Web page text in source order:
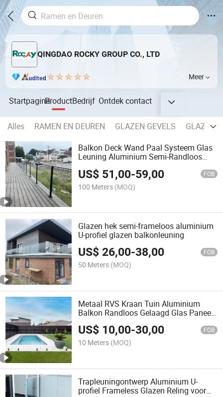
QINGDAO ROCKY GROUP CO., LTD
Meer
StartpaginaProductBedrijf Ontdekcontact
Alles RAMEN EN DEUREN GLAZEN GEVELS
GLAZEN
Balkon Deck Wand Paal Systeem Glas
Leuning Aluminium Semi-Randloos
US$ 51,00-59,00 FOB
100 Meters (MOQ)
Glazen hek semi-frameloos aluminium
U-profiel glazen balkonleuning
US$26,00-38,00 FOB
50 Meters (MOQ)
Metaal RVS Kraan Tuin Aluminium
Balkon Randloos Gelaagd Glas Paneel
Zwembad Hekje
US$ 10,00-30,00 FOB
10 Meters (MOQ)
Trapleuningontwerp Aluminium U-
profiel Frameless Glazen Reling voor